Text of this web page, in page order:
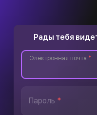
Рады тебя
Электронная почта *
Пароль *